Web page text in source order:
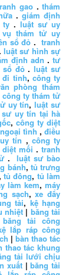
gao .thám
. giám định
ty. luật sư uy
vụ thám tử uy
sổ đỏ .tranh
luật sư hình sự
định adn .tư
sổ đỏ.luật sư
đi tỉnh, công ty
phòng thám
công ty thám tử
uy tín,luật sư
sư uy tín tại hà
, công ty diệt
tình ,điều
tín , công ty
mối .tranh
.luật sư bào
bánh, tủ trưng
tủ đông, tủ làm
làm kem, máy
sạch,xe đẩy
tải, kệ hạng
nhiệt| băng tải
băng tải công
lắp ráp công
| bàn thao tác
thao tác khung
tải lưới chịu
xuất |băng tải